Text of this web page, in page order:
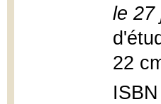
le 27
22